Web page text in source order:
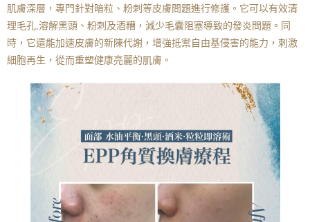
肌膚深層，專門針對暗粒、粉刺等皮膚問題進行修護。它可以有效清
理毛孔,溶解黑頭、粉刺及酒糟，減少毛囊阻塞導致的發炎問題。同
時，它還能加速皮膚的新陳代謝，增強抵禦自由基侵害的能力，刺激
細胞再生，從而重塑健康亮麗的肌膚。